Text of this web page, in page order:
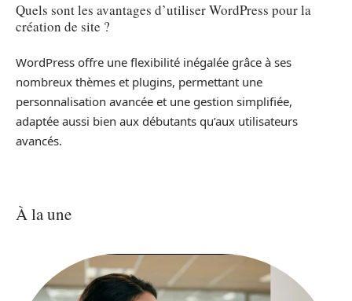
Quels sont les avantages d’utiliser WordPress pour la
création de site ?
WordPress offre une flexibilité inégalée grâce à ses
nombreux thèmes et plugins, permettant une
personnalisation avancée et une gestion simplifiée,
adaptée aussi bien aux débutants qu’aux utilisateurs
avancés.
À la une